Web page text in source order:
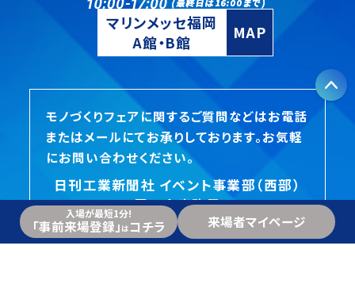
入場が最短1分!
「事前来場登録」 は コチラ 来場者マイページ
17:00
マリンメッセ福岡
A館・B館
MAP
モノづくりフェアに関するご質問などはお電話
またはメールにてお承りしております。お気軽
にお問い合わせください。
日刊工業新聞社 イベント事業部（西部）
展示会事務局
092-271-5715